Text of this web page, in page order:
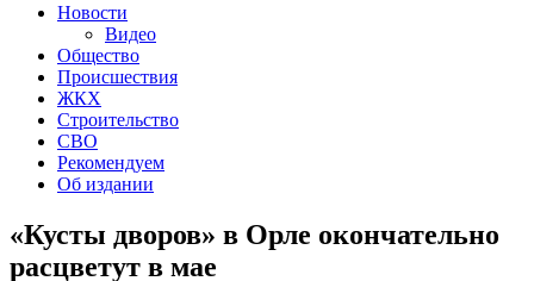
Новости
Видео
Общество
Происшествия
ЖКХ
Строительство
СВО
Рекомендуем
Об издании
«Кусты дворов» в Орле окончательно
расцветут в мае